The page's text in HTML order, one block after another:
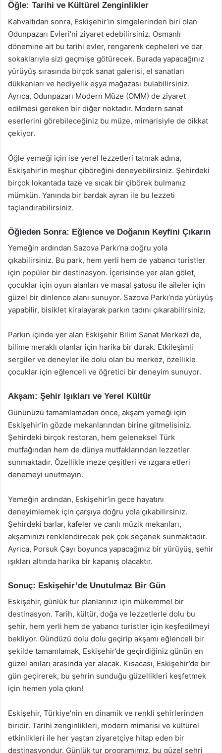
Öğle: Tarihi ve Kültürel Zenginlikler
Kahvaltıdan sonra, Eskişehir’in simgelerinden biri olan
Odunpazarı Evleri’ni ziyaret edebilirsiniz. Osmanlı
dönemine ait bu tarihi evler, rengarenk cepheleri ve dar
sokaklarıyla sizi geçmişe götürecek. Burada yapacağınız
yürüyüş sırasında birçok sanat galerisi, el sanatları
dükkanları ve hediyelik eşya mağazası bulabilirsiniz.
Ayrıca, Odunpazarı Modern Müze (OMM) de ziyaret
edilmesi gereken bir diğer noktadır. Modern sanat
eserlerini görebileceğiniz bu müze, mimarisiyle de dikkat
çekiyor.
Öğle yemeği için ise yerel lezzetleri tatmak adına,
Eskişehir’in meşhur çiböreğini deneyebilirsiniz. Şehirdeki
birçok lokantada taze ve sıcak bir çibörek bulmanız
mümkün. Yanında bir bardak ayran ile bu lezzeti
taçlandırabilirsiniz.
Öğleden Sonra: Eğlence ve Doğanın Keyfini Çıkarın
Yemeğin ardından Sazova Parkı’na doğru yola
çıkabilirsiniz. Bu park, hem yerli hem de yabancı turistler
için popüler bir destinasyon. İçerisinde yer alan gölet,
çocuklar için oyun alanları ve masal şatosu ile aileler için
güzel bir dinlence alanı sunuyor. Sazova Parkı’nda yürüyüş
yapabilir, bisiklet kiralayarak parkın tadını çıkarabilirsiniz.
Parkın içinde yer alan Eskişehir Bilim Sanat Merkezi de,
bilime meraklı olanlar için harika bir durak. Etkileşimli
sergiler ve deneyler ile dolu olan bu merkez, özellikle
çocuklar için eğlenceli ve öğretici bir deneyim sunuyor.
Akşam: Şehir Işıkları ve Yerel Kültür
Gününüzü tamamlamadan önce, akşam yemeği için
Eskişehir’in gözde mekanlarından birine gitmelisiniz.
Şehirdeki birçok restoran, hem geleneksel Türk
mutfağından hem de dünya mutfaklarından lezzetler
sunmaktadır. Özellikle meze çeşitleri ve ızgara etleri
denemeyi unutmayın.
Yemeğin ardından, Eskişehir’in gece hayatını
deneyimlemek için çarşıya doğru yola çıkabilirsiniz.
Şehirdeki barlar, kafeler ve canlı müzik mekanları,
akşamınızı renklendirecek pek çok seçenek sunmaktadır.
Ayrıca, Porsuk Çayı boyunca yapacağınız bir yürüyüş, şehir
ışıkları altında harika bir kapanış olacaktır.
Sonuç: Eskişehir’de Unutulmaz Bir Gün
Eskişehir, günlük tur planlarınız için mükemmel bir
destinasyon. Tarih, kültür, doğa ve lezzetlerle dolu bu
şehir, hem yerli hem de yabancı turistler için keşfedilmeyi
bekliyor. Gündüzü dolu dolu geçirip akşamı eğlenceli bir
şekilde tamamlamak, Eskişehir’de geçirdiğiniz günün en
güzel anıları arasında yer alacak. Kısacası, Eskişehir’de bir
gün geçirerek, bu şehrin sunduğu güzellikleri keşfetmek
için hemen yola çıkın!
Eskişehir, Türkiye’nin en dinamik ve renkli şehirlerinden
biridir. Tarihi zenginlikleri, modern mimarisi ve kültürel
etkinlikleri ile her yaştan ziyaretçiye hitap eden bir
destinasyondur. Günlük tur programımız, bu güzel şehri